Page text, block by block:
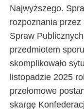
Najwyższego.
rozpoznania
Spraw
przedmiotem
skomplikowało
listopadzie 2025
przełomowe
skargę